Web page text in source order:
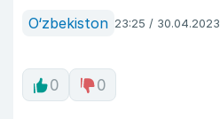
O‘zbekiston 23:25 / 30.04.2023
0 0